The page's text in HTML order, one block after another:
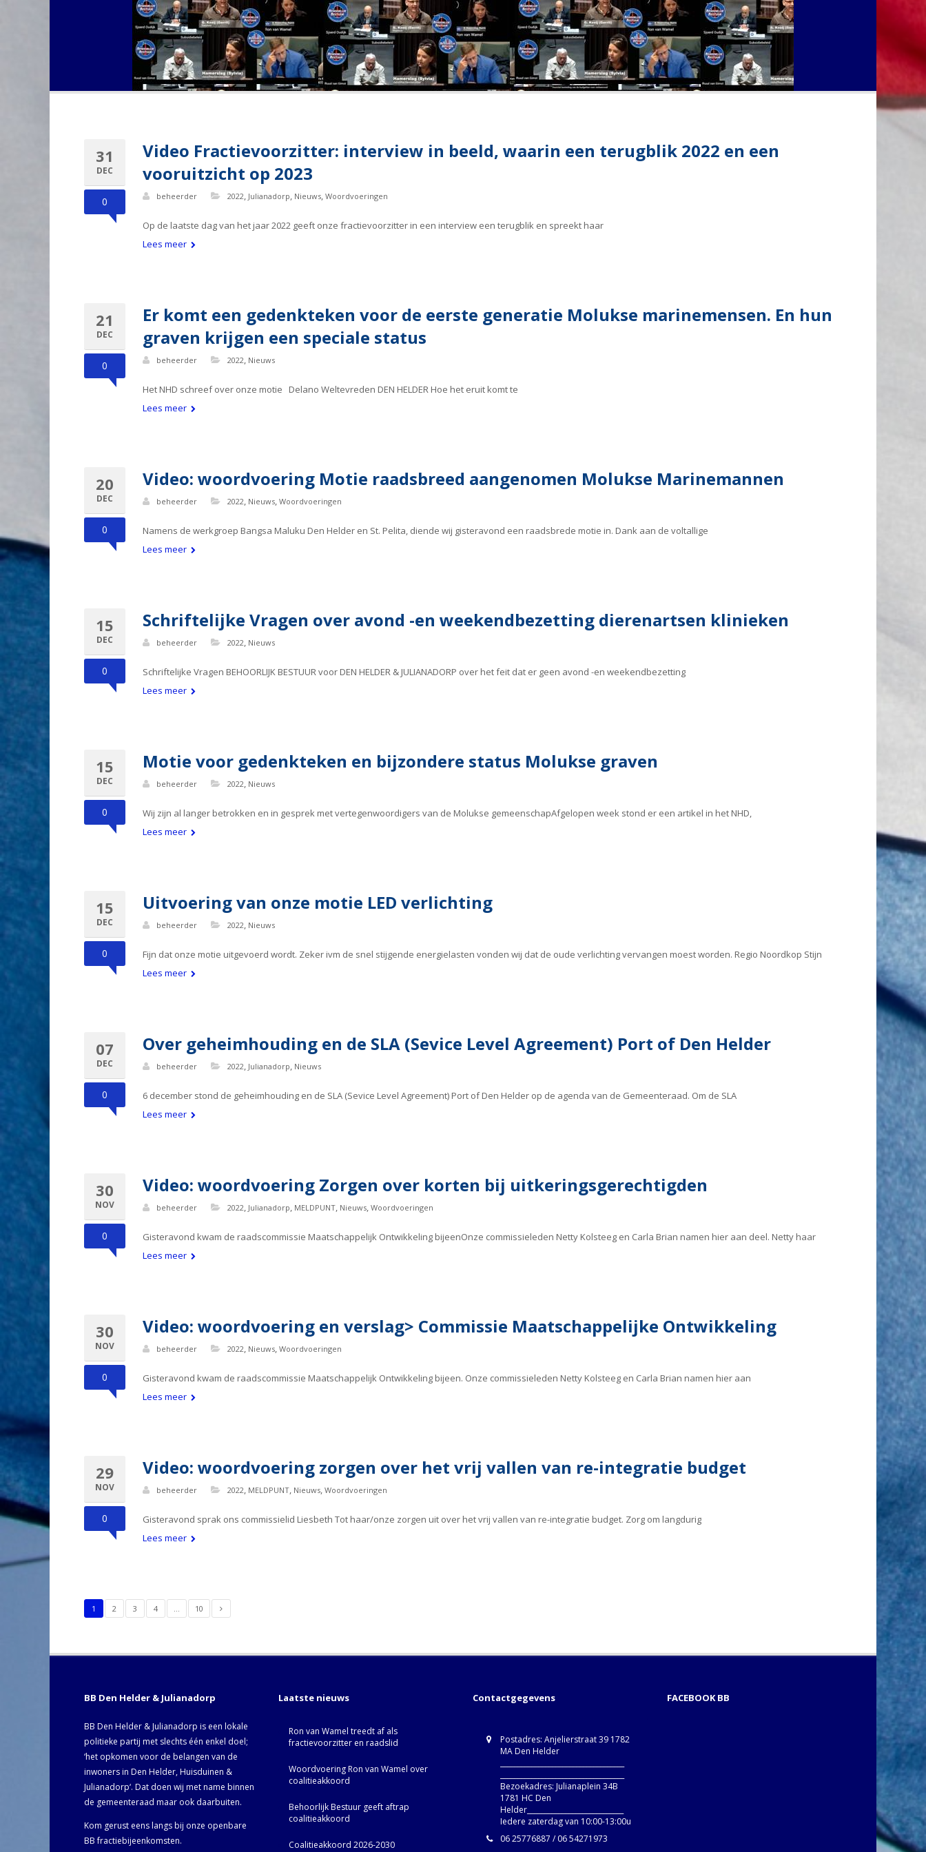
31
DEC
0
Video Fractievoorzitter: interview in beeld, waarin een terugblik 2022 en een
vooruitzicht op 2023
beheerder 2022, Julianadorp, Nieuws, Woordvoeringen
Op de laatste dag van het jaar 2022 geeft onze fractievoorzitter in een interview een terugblik en spreekt haar
Lees meer
21
DEC
0
Er komt een gedenkteken voor de eerste generatie Molukse marinemensen. En hun
graven krijgen een speciale status
beheerder 2022, Nieuws
Het NHD schreef over onze motie Delano Weltevreden DEN HELDER Hoe het eruit komt te
Lees meer
20
DEC
0
Video: woordvoering Motie raadsbreed aangenomen Molukse Marinemannen
beheerder 2022, Nieuws, Woordvoeringen
Namens de werkgroep Bangsa Maluku Den Helder en St. Pelita, diende wij gisteravond een raadsbrede motie in. Dank aan de voltallige
Lees meer
15
DEC
0
Schriftelijke Vragen over avond -en weekendbezetting dierenartsen klinieken
beheerder 2022, Nieuws
Schriftelijke Vragen BEHOORLIJK BESTUUR voor DEN HELDER & JULIANADORP over het feit dat er geen avond -en weekendbezetting
Lees meer
15
DEC
0
Motie voor gedenkteken en bijzondere status Molukse graven
beheerder 2022, Nieuws
Wij zijn al langer betrokken en in gesprek met vertegenwoordigers van de Molukse gemeenschapAfgelopen week stond er een artikel in het NHD,
Lees meer
15
DEC
0
Uitvoering van onze motie LED verlichting
beheerder 2022, Nieuws
Fijn dat onze motie uitgevoerd wordt. Zeker ivm de snel stijgende energielasten vonden wij dat de oude verlichting vervangen moest worden. Regio Noordkop Stijn
Lees meer
07
DEC
0
Over geheimhouding en de SLA (Sevice Level Agreement) Port of Den Helder
beheerder 2022, Julianadorp, Nieuws
6 december stond de geheimhouding en de SLA (Sevice Level Agreement) Port of Den Helder op de agenda van de Gemeenteraad. Om de SLA
Lees meer
30
NOV
0
Video: woordvoering Zorgen over korten bij uitkeringsgerechtigden
beheerder 2022, Julianadorp, MELDPUNT, Nieuws, Woordvoeringen
Gisteravond kwam de raadscommissie Maatschappelijk Ontwikkeling bijeenOnze commissieleden Netty Kolsteeg en Carla Brian namen hier aan deel. Netty haar
Lees meer
30
NOV
0
Video: woordvoering en verslag> Commissie Maatschappelijke Ontwikkeling
beheerder 2022, Nieuws, Woordvoeringen
Gisteravond kwam de raadscommissie Maatschappelijk Ontwikkeling bijeen. Onze commissieleden Netty Kolsteeg en Carla Brian namen hier aan
Lees meer
29
NOV
0
Video: woordvoering zorgen over het vrij vallen van re-integratie budget
beheerder 2022, MELDPUNT, Nieuws, Woordvoeringen
Gisteravond sprak ons commissielid Liesbeth Tot haar/onze zorgen uit over het vrij vallen van re-integratie budget. Zorg om langdurig
Lees meer
1 2 3 4 … 10
BB Den Helder & Julianadorp
BB Den Helder & Julianadorp is een lokale
politieke partij met slechts één enkel doel;
‘het opkomen voor de belangen van de
inwoners in Den Helder, Huisduinen &
Julianadorp‘. Dat doen wij met name binnen
de gemeenteraad maar ook daarbuiten.
Kom gerust eens langs bij onze openbare
BB fractiebijeenkomsten.
Laatste nieuws
Ron van Wamel treedt af als
fractievoorzitter en raadslid
Woordvoering Ron van Wamel over
coalitieakkoord
Behoorlijk Bestuur geeft aftrap
coalitieakkoord
Coalitieakkoord 2026-2030
Contactgegevens
Postadres: Anjelierstraat 39 1782
MA Den Helder
Bezoekadres: Julianaplein 34B
1781 HC Den
Helder____________________________
Iedere zaterdag van 10:00-13:00u
06 25776887 / 06 54271973
FACEBOOK BB